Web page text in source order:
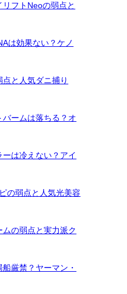
リフトNeoの弱点と
は効果ない？ケノ
と人気ダニ捕り
バームは落ちる？オ
ーは冷えない？アイ
の弱点と人気光美容
の弱点と実力派ク
厳禁？ヤーマン・